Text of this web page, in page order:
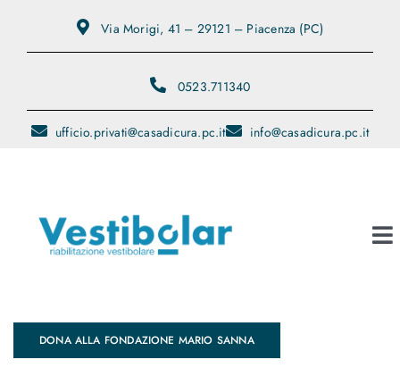
Via Morigi, 41 – 29121 – Piacenza (PC)
0523.711340
ufficio.privati@casadicura.pc.it info@casadicura.pc.it
DONA ALLA FONDAZIONE MARIO SANNA